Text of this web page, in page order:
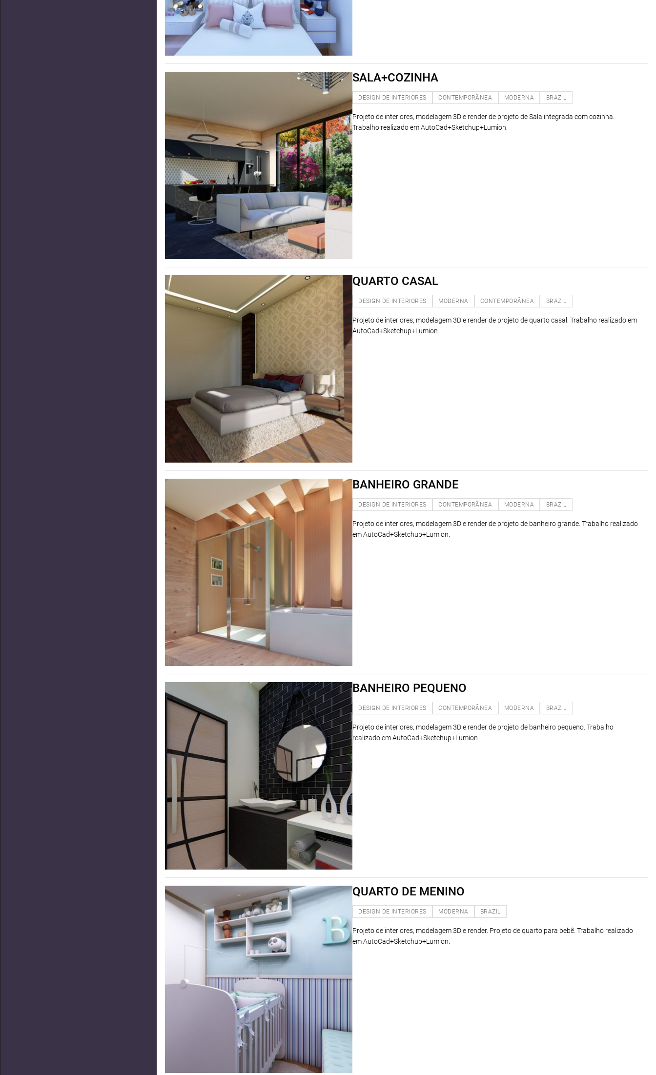
SALA+COZINHA
DESIGN DE INTERIORES CONTEMPORÂNEA MODERNA BRAZIL
Projeto de interiores, modelagem 3D e render de projeto de Sala integrada com cozinha.
Trabalho realizado em AutoCad+Sketchup+Lumion.
QUARTO CASAL
DESIGN DE INTERIORES MODERNA CONTEMPORÂNEA BRAZIL
Projeto de interiores, modelagem 3D e render de projeto de quarto casal. Trabalho realizado em
AutoCad+Sketchup+Lumion.
BANHEIRO GRANDE
DESIGN DE INTERIORES CONTEMPORÂNEA MODERNA BRAZIL
Projeto de interiores, modelagem 3D e render de projeto de banheiro grande. Trabalho realizado
em AutoCad+Sketchup+Lumion.
BANHEIRO PEQUENO
DESIGN DE INTERIORES CONTEMPORÂNEA MODERNA BRAZIL
Projeto de interiores, modelagem 3D e render de projeto de banheiro pequeno. Trabalho
realizado em AutoCad+Sketchup+Lumion.
QUARTO DE MENINO
DESIGN DE INTERIORES MODERNA BRAZIL
Projeto de interiores, modelagem 3D e render. Projeto de quarto para bebê. Trabalho realizado
em AutoCad+Sketchup+Lumion.